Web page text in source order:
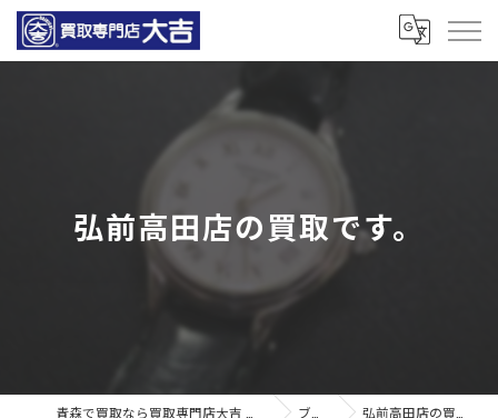
弘前高田店の買取です。
ブログ 弘前高田店の買取です。